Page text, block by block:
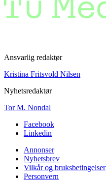
Ansvarlig redaktør
Kristina Fritsvold Nilsen
Nyhetsredaktør
Tor M. Nondal
Facebook
Linkedin
Annonser
Nyhetsbrev
Vilkår og bruksbetingelser
Personvern